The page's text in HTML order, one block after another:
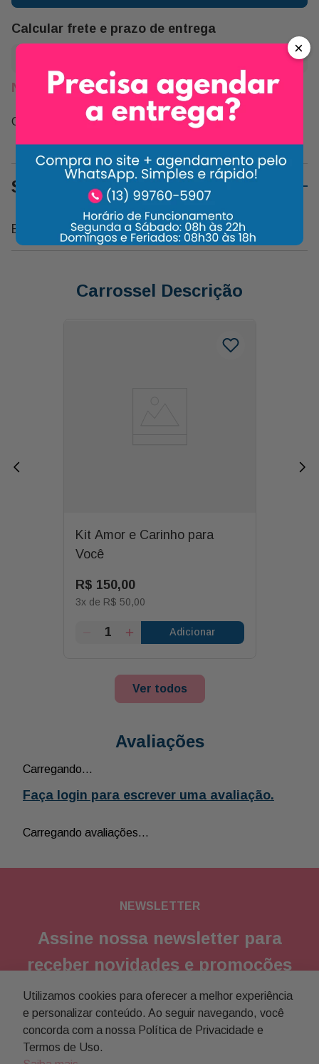
Calcular frete e prazo de entrega
Não sei meu CEP
Compartilhe:
Sobre o Produto
Biscoito Lacta Wafer Amandita 200g
Carrossel Descrição
Kit Amor e Carinho para
Você
R$ 150,00
3x de R$ 50,00
Adicionar
Ver todos
Avaliações
Carregando…
Faça login para escrever uma avaliação.
Carregando avaliações…
NEWSLETTER
Assine nossa newsletter para
receber novidades e promoções
Enviar
Concordo com a política de privacidade
×
Utilizamos cookies para oferecer a melhor experiência
e personalizar conteúdo. Ao seguir navegando, você
concorda com a nossa Política de Privacidade e
Termos de Uso.